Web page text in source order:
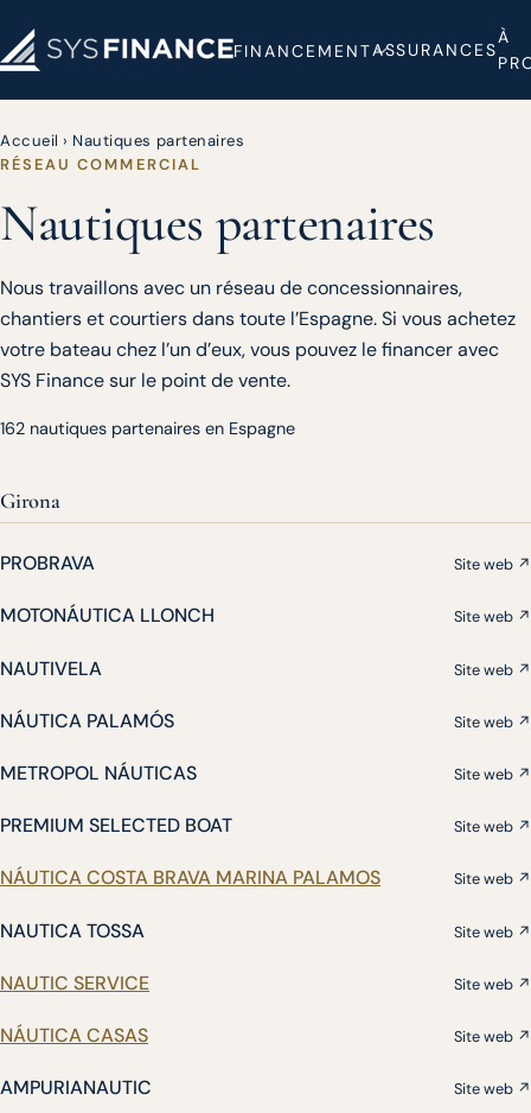
FINANCEMENTASSURANCES
À
Accueil › Nautiques partenaires
RÉSEAU COMMERCIAL
Nautiques partenaires
Nous travaillons avec un réseau de concessionnaires,
chantiers et courtiers dans toute l’Espagne. Si vous achetez
votre bateau chez l’un d’eux, vous pouvez le financer avec
SYS Finance sur le point de vente.
162 nautiques partenaires en Espagne
Girona
PROBRAVA Site web ↗
MOTONÁUTICA LLONCH Site web ↗
NAUTIVELA Site web ↗
NÁUTICA PALAMÓS Site web ↗
METROPOL NÁUTICAS Site web ↗
PREMIUM SELECTED BOAT Site web ↗
NÁUTICA COSTA BRAVA MARINA PALAMOS Site web ↗
NAUTICA TOSSA Site web ↗
NAUTIC SERVICE Site web ↗
NÁUTICA CASAS Site web ↗
AMPURIANAUTIC Site web ↗